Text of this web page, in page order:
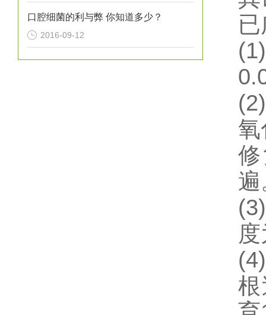
口腔细菌的利与弊 你知道多少？
2016-09-12
(1)
(2)
遍
(4)